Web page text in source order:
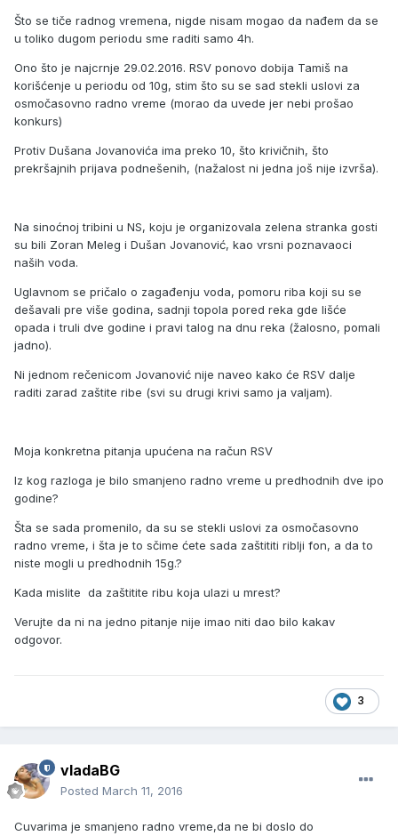
Što se tiče radnog vremena, nigde nisam mogao da nađem da se
u toliko dugom periodu sme raditi samo 4h.
Ono što je najcrnje 29.02.2016. RSV ponovo dobija Tamiš na
korišćenje u periodu od 10g, stim što su se sad stekli uslovi za
osmočasovno radno vreme (morao da uvede jer nebi prošao
konkurs)
Protiv Dušana Jovanovića ima preko 10, što krivičnih, što
prekršajnih prijava podnešenih, (nažalost ni jedna još nije izvrša).
Na sinoćnoj tribini u NS, koju je organizovala zelena stranka gosti
su bili Zoran Meleg i Dušan Jovanović, kao vrsni poznavaoci
naših voda.
Uglavnom se pričalo o zagađenju voda, pomoru riba koji su se
dešavali pre više godina, sadnji topola pored reka gde lišće
opada i truli dve godine i pravi talog na dnu reka (žalosno, pomali
jadno).
Ni jednom rečenicom Jovanović nije naveo kako će RSV dalje
raditi zarad zaštite ribe (svi su drugi krivi samo ja valjam).
Moja konkretna pitanja upućena na račun RSV
Iz kog razloga je bilo smanjeno radno vreme u predhodnih dve ipo
godine?
Šta se sada promenilo, da su se stekli uslovi za osmočasovno
radno vreme, i šta je to sčime ćete sada zaštititi riblji fon, a da to
niste mogli u predhodnih 15g.?
Kada mislite da zaštitite ribu koja ulazi u mrest?
Verujte da ni na jedno pitanje nije imao niti dao bilo kakav
odgovor.
3
vladaBG
Posted March 11, 2016
Cuvarima je smanjeno radno vreme,da ne bi doslo do